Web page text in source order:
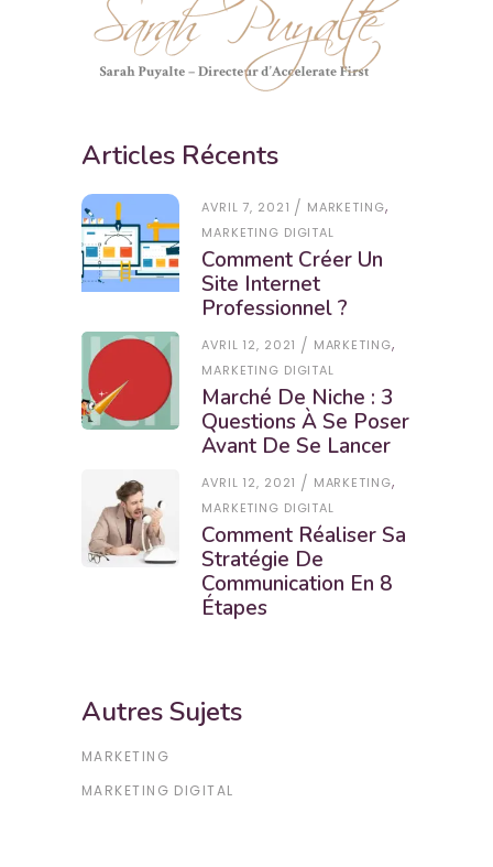
Articles Récents
AVRIL 7, 2021 MARKETING,
MARKETING DIGITAL
Comment Créer Un
Site Internet
Professionnel ?
AVRIL 12, 2021 MARKETING,
MARKETING DIGITAL
Marché De Niche : 3
Questions À Se Poser
Avant De Se Lancer
AVRIL 12, 2021 MARKETING,
MARKETING DIGITAL
Comment Réaliser Sa
Stratégie De
Communication En 8
Étapes
Autres Sujets
MARKETING
MARKETING DIGITAL